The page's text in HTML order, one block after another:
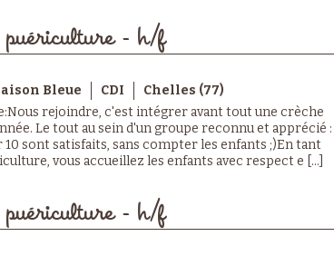
- h/f
Bleue CDI
Chelles (77)
rejoindre, c'est intégrer avant tout une crèche
Le tout au sein d'un groupe reconnu et apprécié :
10 sont satisfaits, sans compter les enfants ;)En tant
vous accueillez les enfants avec respect e [...]
- h/f